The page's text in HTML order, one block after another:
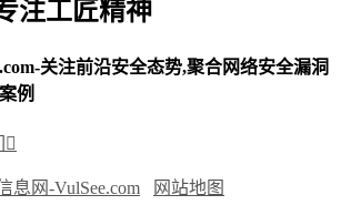
注工匠精神
关注前沿安全态势,聚合网络安全漏洞
例

息网-VulSee.com 网站地图